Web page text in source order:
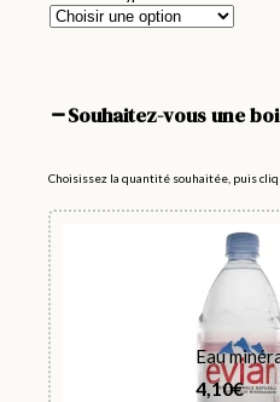
Souhaitez-vous une
Choisissez la quantité souhaitée, puis
Eau
4,10€